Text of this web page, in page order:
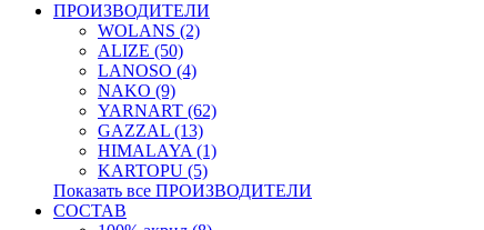
ПРОИЗВОДИТЕЛИ
WOLANS (2)
ALIZE (50)
LANOSO (4)
NAKO (9)
YARNART (62)
GAZZAL (13)
HIMALAYA (1)
KARTOPU (5)
Показать все ПРОИЗВОДИТЕЛИ
СОСТАВ